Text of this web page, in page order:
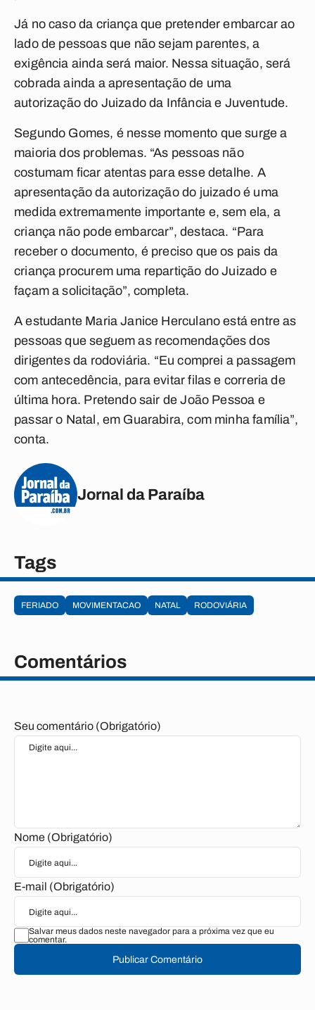
Já no caso da criança que pretender embarcar ao
lado de pessoas que não sejam parentes, a
exigência ainda será maior. Nessa situação, será
cobrada ainda a apresentação de uma
autorização do Juizado da Infância e Juventude.
Segundo Gomes, é nesse momento que surge a
maioria dos problemas. “As pessoas não
costumam ficar atentas para esse detalhe. A
apresentação da autorização do juizado é uma
medida extremamente importante e, sem ela, a
criança não pode embarcar”, destaca. “Para
receber o documento, é preciso que os pais da
criança procurem uma repartição do Juizado e
façam a solicitação”, completa.
A estudante Maria Janice Herculano está entre as
pessoas que seguem as recomendações dos
dirigentes da rodoviária. “Eu comprei a passagem
com antecedência, para evitar filas e correria de
última hora. Pretendo sair de João Pessoa e
passar o Natal, em Guarabira, com minha família”,
conta.
Jornal da Paraíba
Tags
FERIADO MOVIMENTACAO NATAL RODOVIÁRIA
Comentários
Seu comentário (Obrigatório)
Nome (Obrigatório)
E-mail (Obrigatório)
Salvar meus dados neste navegador para a próxima vez que eu
comentar.
Publicar Comentário